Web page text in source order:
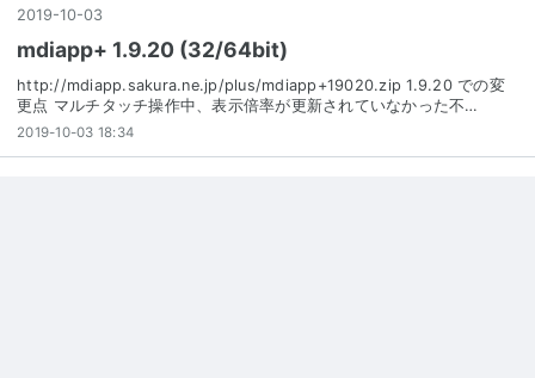
2019-10-03
mdiapp+ 1.9.20 (32/64bit)
http://mdiapp.sakura.ne.jp/plus/mdiapp+19020.zip 1.9.20 での変
更点 マルチタッチ操作中、表示倍率が更新されていなかった不…
2019-10-03 18:34